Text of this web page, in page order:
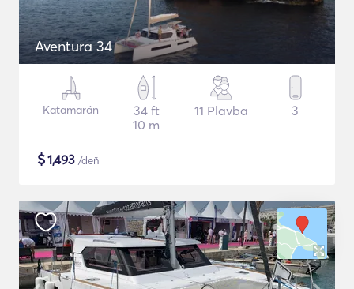
Aventura 34
Katamarán
34 ft
10 m
11 Plavba 3
$1,493 /deň